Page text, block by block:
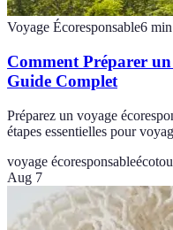
Voyage Écoresponsable6 min
Comment Préparer
Guide Complet
Préparez un voyage
étapes essentielles pour
voyage écoresponsable
Aug 7